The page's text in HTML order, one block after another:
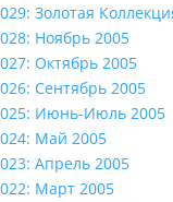
029: Золотая
028: Ноябрь 2005
027: Октябрь 2005
026: Сентябрь 2005
025: Июнь-Июль 2005
024: Май 2005
023: Апрель 2005
022: Март 2005